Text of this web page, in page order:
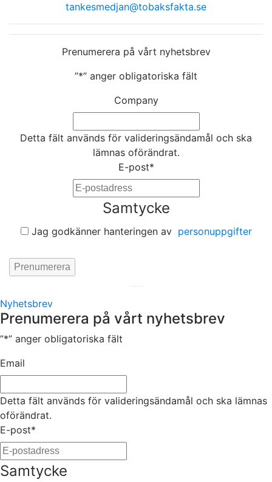
tankesmedjan@tobaksfakta.se
Prenumerera på vårt nyhetsbrev
”*” anger obligatoriska fält
Company
Detta fält används för valideringsändamål och ska
lämnas oförändrat.
E-post*
Samtycke
Jag godkänner hanteringen av personuppgifter
Nyhetsbrev
Prenumerera på vårt nyhetsbrev
”*” anger obligatoriska fält
Email
Detta fält används för valideringsändamål och ska lämnas
oförändrat.
E-post*
Samtycke